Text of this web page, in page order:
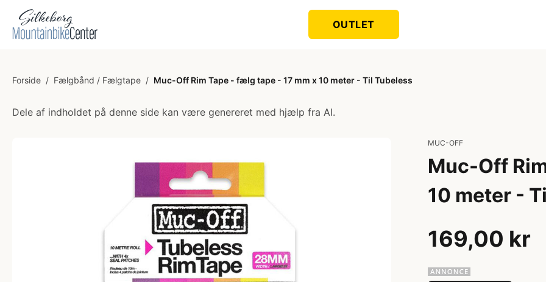
OUTLET
Forside / Fælgbånd / Fælgtape / Muc-Off Rim Tape - fælg tape - 17 mm x 10 meter - Til Tubeless
Dele af indholdet på denne side kan være genereret med hjælp fra AI.
MUC-OFF
Muc-Off
10 meter -
169,00 kr